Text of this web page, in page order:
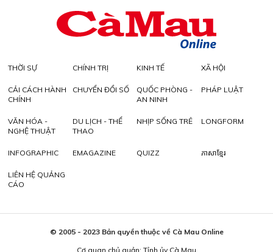
THỜI SỰ CHÍNH TRỊ KINH TẾ XÃ HỘI
CẢI CÁCH HÀNH
CHÍNH
CHUYỂN ĐỔI SỐ
QUỐC PHÒNG -
AN NINH
PHÁP LUẬT
VĂN HÓA -
NGHỆ THUẬT
DU LỊCH - THỂ
THAO
NHỊP SỐNG TRẺ LONGFORM
INFOGRAPHIC EMAGAZINE QUIZZ ភាសាខ្មែរ
LIÊN HỆ QUẢNG
CÁO
© 2005 - 2023 Bản quyền thuộc về Cà Mau Online
Cơ quan chủ quản: Tỉnh ủy Cà Mau